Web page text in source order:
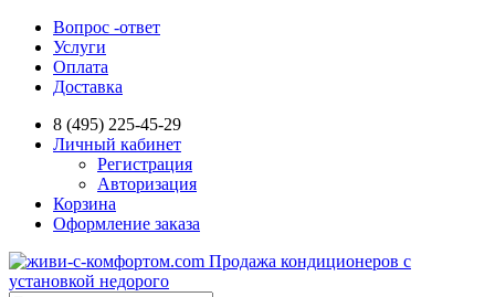
Вопрос -ответ
Услуги
Оплата
Доставка
8 (495) 225-45-29
Личный кабинет
Регистрация
Авторизация
Корзина
Оформление заказа